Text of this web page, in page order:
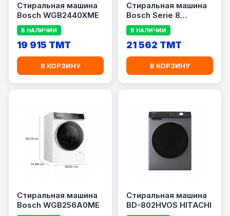
Стиральная машина
Bosch WGB2440XME
В НАЛИЧИИ
19 915 TMT
В КОРЗИНУ
Стиральная машина
Bosch Serie 8
WGB2560XME
В НАЛИЧИИ
21 562 TMT
В КОРЗИНУ
Стиральная машина
Bosch WGB256A0ME
Стиральная машина
BD-802HVOS HITACHI